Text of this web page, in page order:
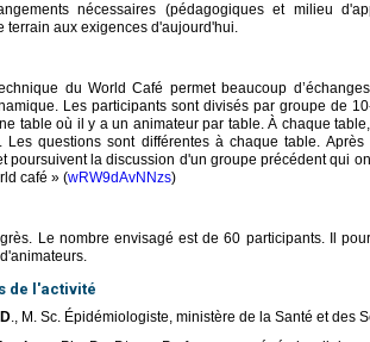
nécessaires (pédagogiques et milieu
terrain aux exigences d'aujourd'hui.
du World Café permet beaucoup
Les participants sont divisés par groupe de
table où il y a un animateur par table. À chaque
Les questions sont différentes à chaque table. Après
poursuivent la discussion d'un groupe précédent qui
café » (wRW9dAvNNzs)
Le nombre envisagé est de 60 participants. Il
de l'activité
., M. Sc. Épidémiologiste, ministère de la Santé et des